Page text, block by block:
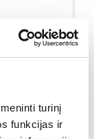
turinį
funkcijas ir